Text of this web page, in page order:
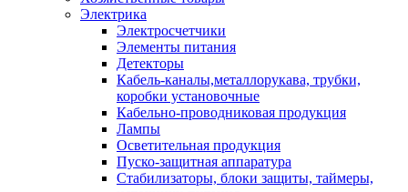
Электрика
Электросчетчики
Элементы питания
Детекторы
Кабель-каналы,металлорукава, трубки,
коробки установочные
Кабельно-проводниковая продукция
Лампы
Осветительная продукция
Пуско-защитная аппаратура
Стабилизаторы, блоки защиты, таймеры,